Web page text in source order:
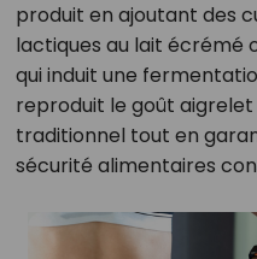
produit en ajoutant des
lactiques au lait écrémé
qui induit une
reproduit le goût
traditionnel tout en
sécurité alimentaires